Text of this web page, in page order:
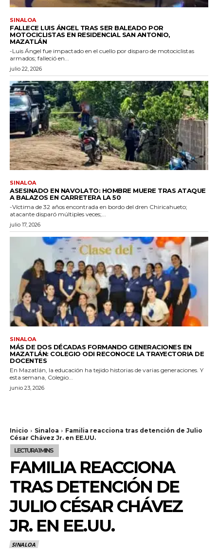
SINALOA
FALLECE LUIS ÁNGEL TRAS SER BALEADO POR
MOTOCICLISTAS EN RESIDENCIAL SAN ANTONIO,
MAZATLÁN
-Luis Ángel fue impactado en el cuello por disparo de motociclistas
armados; falleció en...
julio 22, 2026
SINALOA
ASESINADO EN NAVOLATO: HOMBRE MUERE TRAS ATAQUE
A BALAZOS EN CARRETERA LA 50
-Víctima de 32 años encontrada en bordo del dren Chiricahueto;
atacante disparó múltiples veces;...
julio 17, 2026
SINALOA
MÁS DE DOS DÉCADAS FORMANDO GENERACIONES EN
MAZATLÁN: COLEGIO ODI RECONOCE LA TRAYECTORIA DE
DOCENTES
En Mazatlán, la educación ha tejido historias de varias generaciones. Y
esta semana, Colegio...
junio 23, 2026